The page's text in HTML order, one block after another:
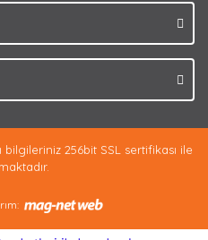
bilgileriniz 256bit SSL sertifikası ile